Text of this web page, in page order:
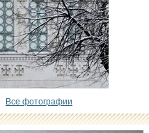
Все фотографии